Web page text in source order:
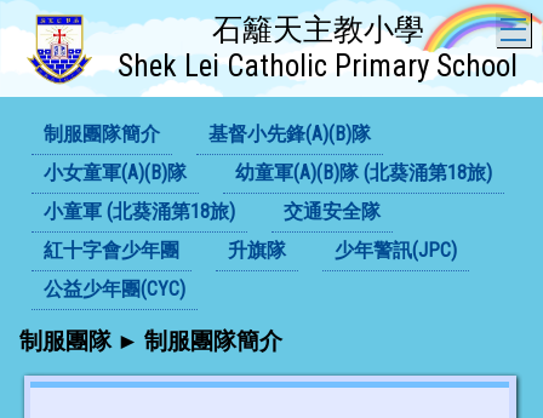
石籬天主教小學
Shek Lei Catholic Primary School
制服團隊簡介
基督小先鋒(A)(B)隊
小女童軍(A)(B)隊
幼童軍(A)(B)隊 (北葵涌第18旅)
小童軍 (北葵涌第18旅)
交通安全隊
紅十字會少年團
升旗隊
少年警訊(JPC)
公益少年團(CYC)
制服團隊 ► 制服團隊簡介